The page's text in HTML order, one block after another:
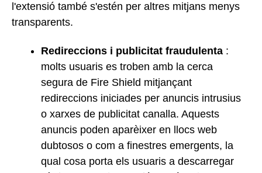
l'extensió també s'estén per altres mitjans menys
transparents.
Redireccions i publicitat fraudulenta :
molts usuaris es troben amb la cerca
segura de Fire Shield mitjançant
redireccions iniciades per anuncis intrusius
o xarxes de publicitat canalla. Aquests
anuncis poden aparèixer en llocs web
dubtosos o com a finestres emergents, la
qual cosa porta els usuaris a descarregar